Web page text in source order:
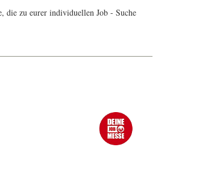
die zu eurer individuellen Job - Suche